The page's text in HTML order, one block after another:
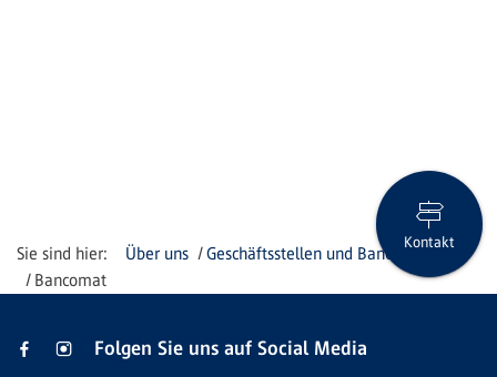
Über uns
Geschäftsstellen und Bancomaten
Bancomat
Kontakt
Folgen Sie uns auf Social Media